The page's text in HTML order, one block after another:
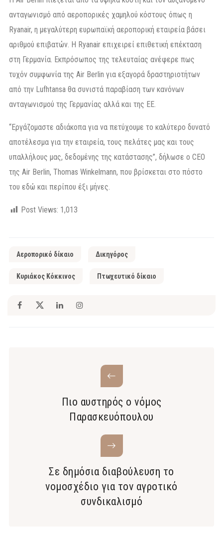
ανταγωνισμό από αεροπορικές χαμηλού κόστους όπως η
Ryanair, η μεγαλύτερη ευρωπαϊκή αεροπορική εταιρεία βάσει
αριθμού επιβατών. Η Ryanair επιχειρεί επιθετική επέκταση
στη Γερμανία. Εκπρόσωπος της τελευταίας ανέφερε πως
τυχόν συμφωνία της Air Berlin για εξαγορά δραστηριοτήτων
από την Lufhtansa θα συνιστά παραβίαση των κανόνων
ανταγωνισμού της Γερμανίας αλλά και της ΕΕ.
“Εργάζομαστε αδιάκοπα για να πετύχουμε το καλύτερο δυνατό
αποτέλεσμα για την εταιρεία, τους πελάτες μας και τους
υπαλλήλους μας, δεδομένης της κατάστασης”, δήλωσε ο CEO
της Air Berlin, Thomas Winkelmann, που βρίσκεται στο πόστο
του εδώ και περίπου έξι μήνες.
Post Views: 1,013
Αεροπορικό δίκαιο Δικηγόρος
Κυριάκος Κόκκινος Πτωχευτικό δίκαιο
Πιο αυστηρός ο νόμος
Παρασκευόπουλου
Σε δημόσια διαβούλευση το
νομοσχέδιο για τον αγροτικό
συνδικαλισμό